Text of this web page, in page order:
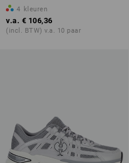
4 kleuren
v.a. € 106,36
(incl. BTW) v.a. 10 paar